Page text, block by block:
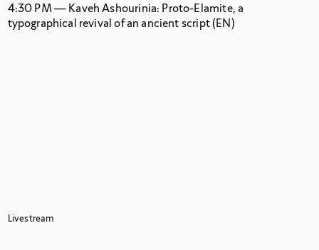
4:30 PM — Kaveh Ashourinia: Proto-Elamite, a
typographical revival of an ancient script(EN)
Livestream